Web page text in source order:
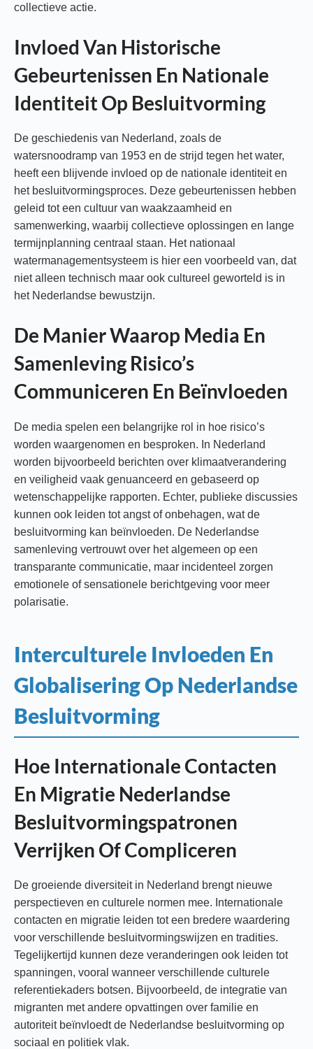
collectieve actie.
Invloed Van Historische
Gebeurtenissen En Nationale
Identiteit Op Besluitvorming
De geschiedenis van Nederland, zoals de
watersnoodramp van 1953 en de strijd tegen het water,
heeft een blijvende invloed op de nationale identiteit en
het besluitvormingsproces. Deze gebeurtenissen hebben
geleid tot een cultuur van waakzaamheid en
samenwerking, waarbij collectieve oplossingen en lange
termijnplanning centraal staan. Het nationaal
watermanagementsysteem is hier een voorbeeld van, dat
niet alleen technisch maar ook cultureel geworteld is in
het Nederlandse bewustzijn.
De Manier Waarop Media En
Samenleving Risico’s
Communiceren En Beïnvloeden
De media spelen een belangrijke rol in hoe risico’s
worden waargenomen en besproken. In Nederland
worden bijvoorbeeld berichten over klimaatverandering
en veiligheid vaak genuanceerd en gebaseerd op
wetenschappelijke rapporten. Echter, publieke discussies
kunnen ook leiden tot angst of onbehagen, wat de
besluitvorming kan beïnvloeden. De Nederlandse
samenleving vertrouwt over het algemeen op een
transparante communicatie, maar incidenteel zorgen
emotionele of sensationele berichtgeving voor meer
polarisatie.
Interculturele Invloeden En
Globalisering Op Nederlandse
Besluitvorming
Hoe Internationale Contacten
En Migratie Nederlandse
Besluitvormingspatronen
Verrijken Of Compliceren
De groeiende diversiteit in Nederland brengt nieuwe
perspectieven en culturele normen mee. Internationale
contacten en migratie leiden tot een bredere waardering
voor verschillende besluitvormingswijzen en tradities.
Tegelijkertijd kunnen deze veranderingen ook leiden tot
spanningen, vooral wanneer verschillende culturele
referentiekaders botsen. Bijvoorbeeld, de integratie van
migranten met andere opvattingen over familie en
autoriteit beïnvloedt de Nederlandse besluitvorming op
sociaal en politiek vlak.